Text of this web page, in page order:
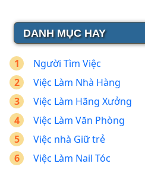
DANH MỤC HAY
Người Tìm Việc
Việc Làm Nhà Hàng
Việc Làm Hãng Xưởng
Việc Làm Văn Phòng
Việc nhà Giữ trẻ
Việc Làm Nail Tóc